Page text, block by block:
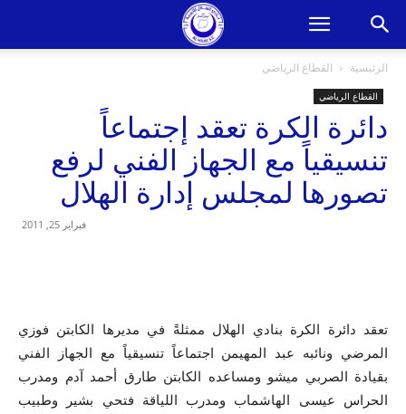
الرئيسية القطاع الرياضي
القطاع الرياضي
دائرة الكرة تعقد إجتماعاً
تنسيقياً مع الجهاز الفني لرفع
تصورها لمجلس إدارة الهلال
فبراير 25, 2011
تعقد دائرة الكرة بنادي الهلال ممثلةً في مديرها الكابتن فوزي
المرضي ونائبه عبد المهيمن اجتماعاً تنسيقياً مع الجهاز الفني
بقيادة الصربي ميشو ومساعده الكابتن طارق أحمد آدم ومدرب
الحراس عيسى الهاشماب ومدرب اللياقة فتحي بشير وطبيب